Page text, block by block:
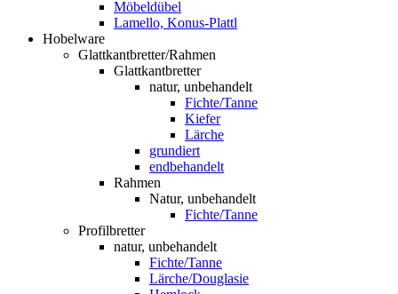
Möbeldübel
Lamello, Konus-Plattl
Hobelware
Glattkantbretter/Rahmen
Glattkantbretter
natur, unbehandelt
Fichte/Tanne
Kiefer
Lärche
grundiert
endbehandelt
Rahmen
Natur, unbehandelt
Fichte/Tanne
Profilbretter
natur, unbehandelt
Fichte/Tanne
Lärche/Douglasie